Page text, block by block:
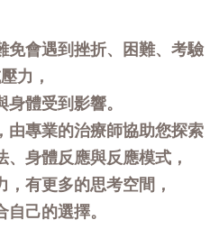
免會遇到挫折、困難、考驗
力，
體受到影響。
由專業的治療師協助您探索
、身體反應與反應模式，
有更多的思考空間，
自己的選擇。